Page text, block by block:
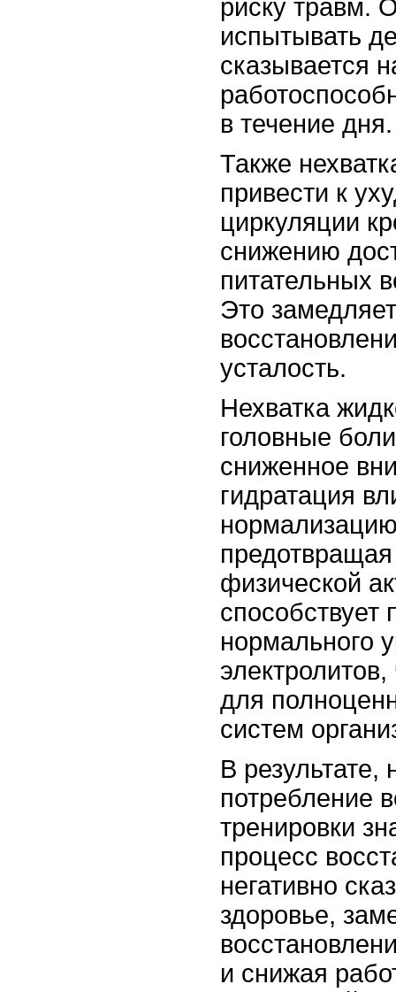
риску травм.
испытывать
сказывается
в течение дня.
Также
привести к
циркуляции
снижению
питательных
Это
усталость.
Нехватка
головные
сниженное
гидратация
физической
нормального
для
систем
В результате,
потребление
тренировки
процесс
негативно
здоровье,
и снижая